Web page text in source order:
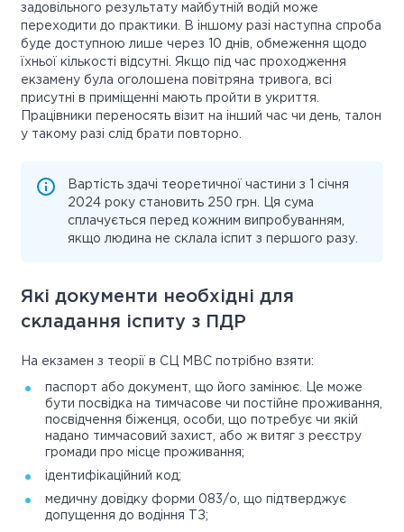
задовільного результату майбутній водій може
переходити до практики. В іншому разі наступна спроба
буде доступною лише через 10 днів, обмеження щодо
їхньої кількості відсутні. Якщо під час проходження
екзамену була оголошена повітряна тривога, всі
присутні в приміщенні мають пройти в укриття.
Працівники переносять візит на інший час чи день, талон
у такому разі слід брати повторно.
Вартість здачі теоретичної частини з 1 січня
2024 року становить 250 грн. Ця сума
сплачується перед кожним випробуванням,
якщо людина не склала іспит з першого разу.
Які документи необхідні для
складання іспиту з ПДР
На екзамен з теорії в СЦ МВС потрібно взяти:
паспорт або документ, що його замінює. Це може
бути посвідка на тимчасове чи постійне проживання,
посвідчення біженця, особи, що потребує чи якій
надано тимчасовий захист, або ж витяг з реєстру
громади про місце проживання;
ідентифікаційний код;
медичну довідку форми 083/о, що підтверджує
допущення до водіння ТЗ;